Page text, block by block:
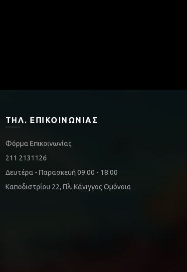
ΤΗΛ. ΕΠΙΚΟΙΝΩΝΊΑΣ
Φόρμα Επικοινωνίας
211 2131126
Δευτέρα - Παρασκευή 09.00 - 18.00
Καποδιστρίου 22, Πλ. Κάνιγγος Ομόνοια